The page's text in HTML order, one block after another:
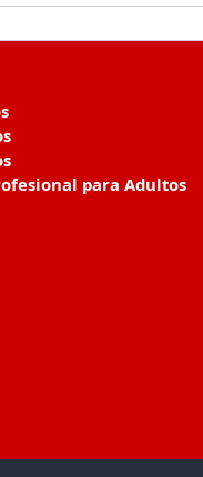
para Adultos